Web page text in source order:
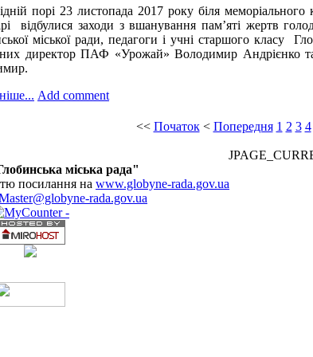
порі 23 листопада 2017 року біля
відбулися заходи з вшанування пам’яті жертв
міської ради, педагоги і учні старшого класу
директор ПАФ «Урожай» Володимир Андрієнко та
Add comment
<< Початок< Попередня 1 2 3 4
міська рада"
посилання на www.globyne-rada.gov.ua
rada.gov.ua